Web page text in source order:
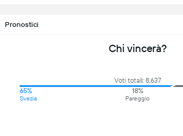
Pronostici
Chi vincerà?
Voti totali: 8,637
65%
Svezia
18%
Pareggio